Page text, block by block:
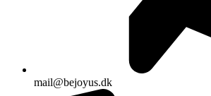
mail@bejoyus.dk